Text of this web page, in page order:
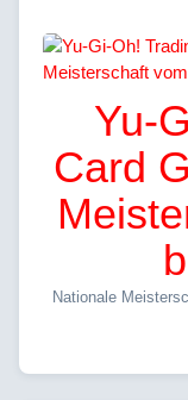
Yu-
Card
Nationale